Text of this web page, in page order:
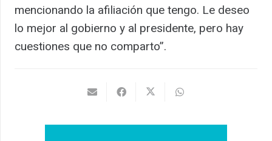
mencionando la afiliación que tengo. Le deseo
lo mejor al gobierno y al presidente, pero hay
cuestiones que no comparto”.